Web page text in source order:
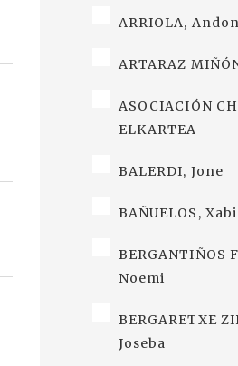
ARRIOLA,
ARTARAZ
ASOCIACIÓN
ELKARTEA
BALERDI, Jone
BAÑUELOS,
BERGANTIÑOS
Noemi
BERGARETXE
Joseba